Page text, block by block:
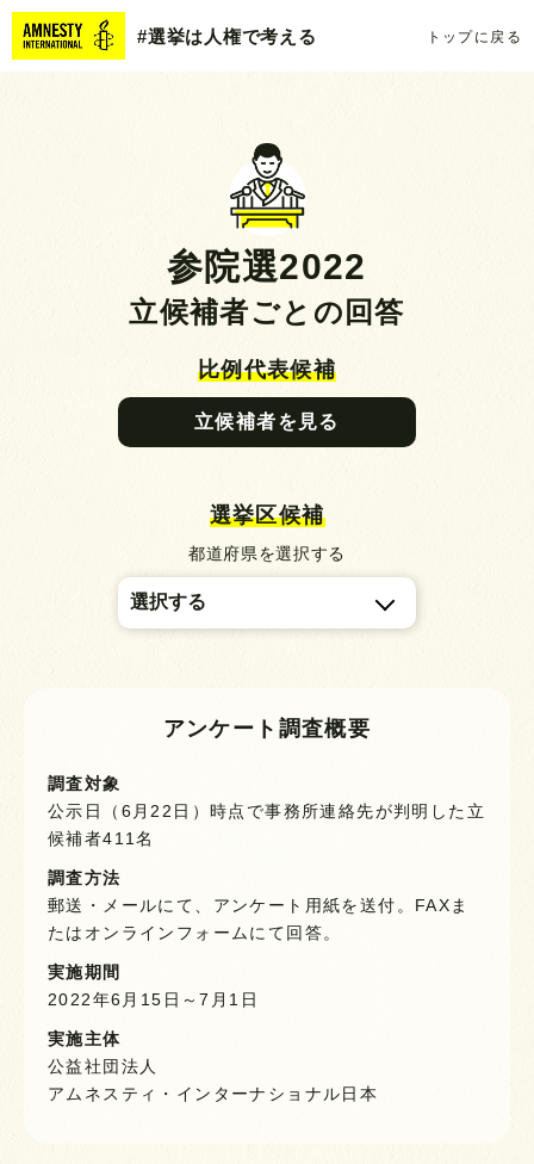
#選挙は人権で考える トップに戻る
参院選2022
立候補者ごとの回答
比例代表候補
立候補者を見る
選挙区候補
都道府県を選択する
アンケート調査概要
調査対象
公示日（6月22日）時点で事務所連絡先が判明した立
候補者411名
調査方法
郵送・メールにて、アンケート用紙を送付。FAXま
たはオンラインフォームにて回答。
実施期間
2022年6月15日～7月1日
実施主体
公益社団法人
アムネスティ・インターナショナル日本